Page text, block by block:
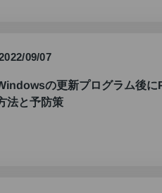
09/07
の更新プログラム後
法と予防策